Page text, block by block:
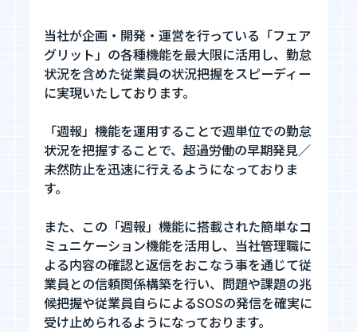
当社が企画・開発・運営を行っている「フェア
グリット」の各種機能を最大限に活用し、勤怠
状況を含めた従業員の状況把握をスピーディー
に実現いたしております。
「週報」機能を運用することで週単位での勤怠
状況を把握することで、超過労働の早期発見／
未然防止を迅速に行えるようになっておりま
す。
また、この「週報」機能に搭載された簡単なコ
ミュニケーション機能を活用し、当社管理職に
よる内容の確認と返信をおこなう事を通じて従
業員との信頼関係構築を行い、問題や課題の兆
候把握や従業員自らによるSOSの発信を確実に
受け止められるようになっております。